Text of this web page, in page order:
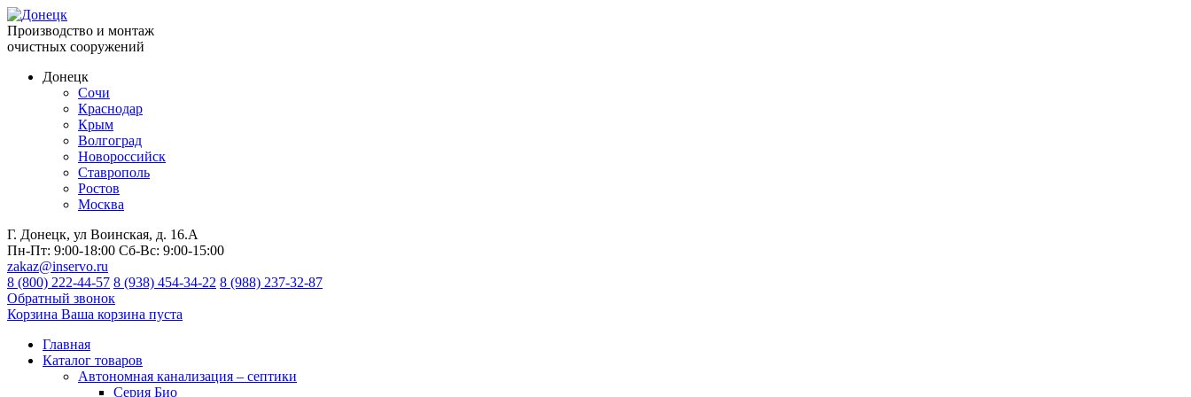
Производство и монтаж
очистных сооружений
Донецк
Сочи
Краснодар
Крым
Волгоград
Новороссийск
Ставрополь
Ростов
Москва
Г. Донецк, ул Воинская, д. 16.А
Пн-Пт: 9:00-18:00 Сб-Вс: 9:00-15:00
zakaz@inservo.ru
8 (800) 222-44-57 8 (938) 454-34-22 8 (988) 237-32-87
Обратный звонок
Корзина Ваша корзина пуста
Главная
Каталог товаров
Автономная канализация – септики
Серия Био